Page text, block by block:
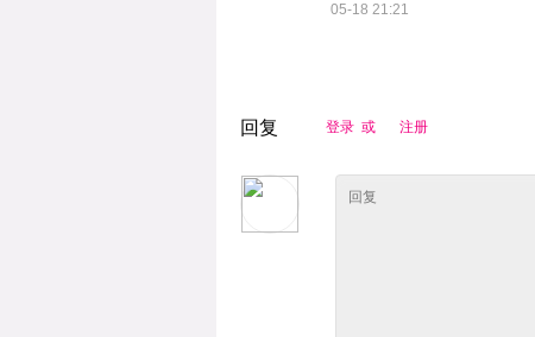
05-18 21:21
回复 登录 或 注册